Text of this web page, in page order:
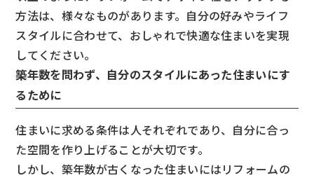
方法は、様々なものがあります。自分の好みやライフ
スタイルに合わせて、おしゃれで快適な住まいを実現
してください。
築年数を問わず、自分のスタイルにあった住まいにす
るために
住まいに求める条件は人それぞれであり、自分に合っ
た空間を作り上げることが大切です。
しかし、築年数が古くなった住まいにはリフォームの